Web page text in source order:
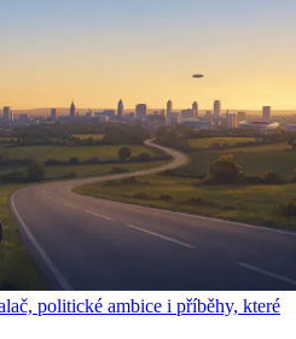
politické ambice i příběhy, které